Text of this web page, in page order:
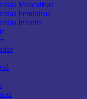
Masculinas
Femininas
Infantis